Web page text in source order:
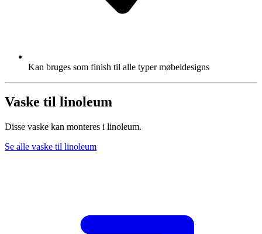
Kan bruges som finish til alle typer møbeldesigns
Vaske til linoleum
Disse vaske kan monteres i linoleum.
Se alle vaske til linoleum